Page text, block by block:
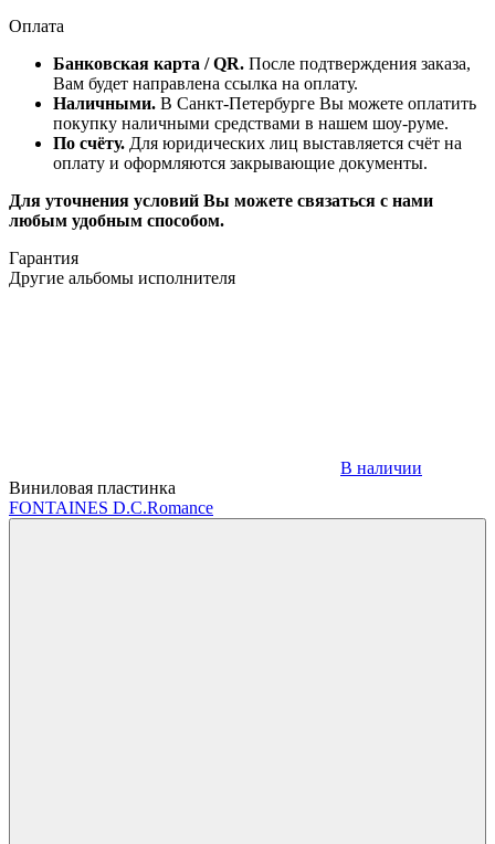
Оплата
Банковская карта / QR. После подтверждения заказа,
Вам будет направлена ссылка на оплату.
Наличными. В Санкт-Петербурге Вы можете оплатить
покупку наличными средствами в нашем шоу-руме.
По счёту. Для юридических лиц выставляется счёт на
оплату и оформляются закрывающие документы.
Для уточнения условий Вы можете связаться с нами
любым удобным способом.
Гарантия
Другие альбомы исполнителя
В наличии
Виниловая пластинка
FONTAINES D.C.Romance